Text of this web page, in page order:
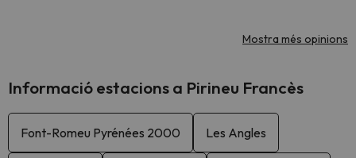
Mostra més opinions
Informació estacions a Pirineu Francès
Font-Romeu Pyrénées 2000 Les Angles